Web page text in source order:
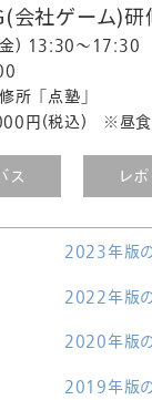
会社ゲーム)研
金) 13:30～
所「点塾」
円(税込) ※昼食
ス レ
2023年版
2022年版
2020年版
2019年版